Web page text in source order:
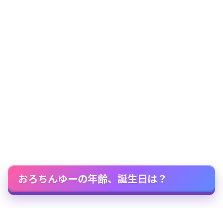
おろちんゆーの年齢、誕生日は？